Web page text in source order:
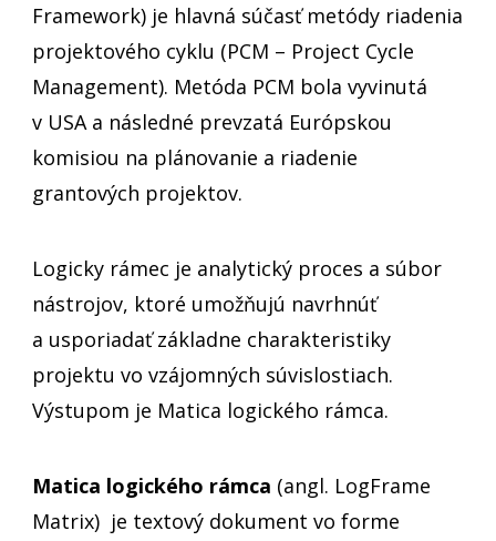
Framework) je hlavná súčasť metódy riadenia
projektového cyklu (PCM – Project Cycle
Management). Metóda PCM bola vyvinutá
v USA a následné prevzatá Európskou
komisiou na plánovanie a riadenie
grantových projektov.
Logicky rámec je analytický proces a súbor
nástrojov, ktoré umožňujú navrhnúť
a usporiadať základne charakteristiky
projektu vo vzájomných súvislostiach.
Výstupom je Matica logického rámca.
Matica logického rámca (angl. LogFrame
Matrix) je textový dokument vo forme